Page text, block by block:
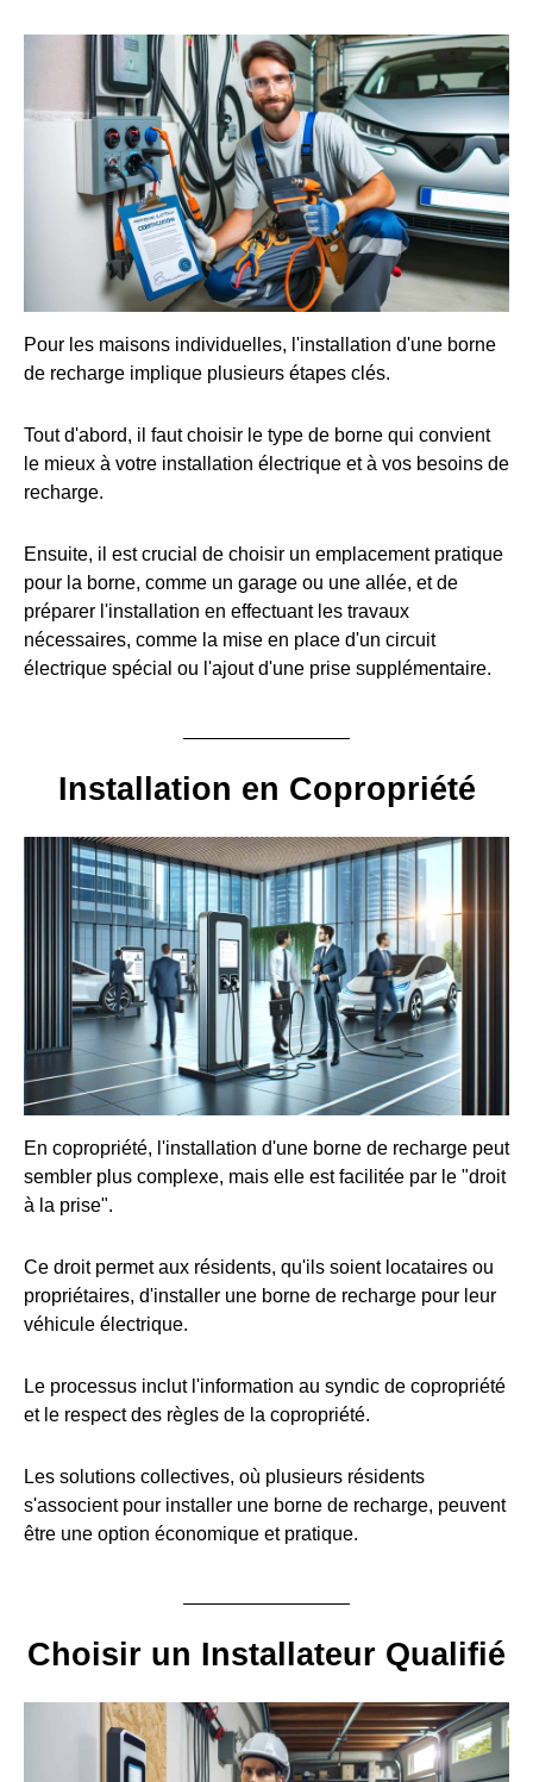
Pour les maisons individuelles, l'installation d'une borne
de recharge implique plusieurs étapes clés.
Tout d'abord, il faut choisir le type de borne qui convient
le mieux à votre installation électrique et à vos besoins de
recharge.
Ensuite, il est crucial de choisir un emplacement pratique
pour la borne, comme un garage ou une allée, et de
préparer l'installation en effectuant les travaux
nécessaires, comme la mise en place d'un circuit
électrique spécial ou l'ajout d'une prise supplémentaire.
Installation en Copropriété
En copropriété, l'installation d'une borne de recharge peut
sembler plus complexe, mais elle est facilitée par le "droit
à la prise".
Ce droit permet aux résidents, qu'ils soient locataires ou
propriétaires, d'installer une borne de recharge pour leur
véhicule électrique.
Le processus inclut l'information au syndic de copropriété
et le respect des règles de la copropriété.
Les solutions collectives, où plusieurs résidents
s'associent pour installer une borne de recharge, peuvent
être une option économique et pratique.
Choisir un Installateur Qualifié